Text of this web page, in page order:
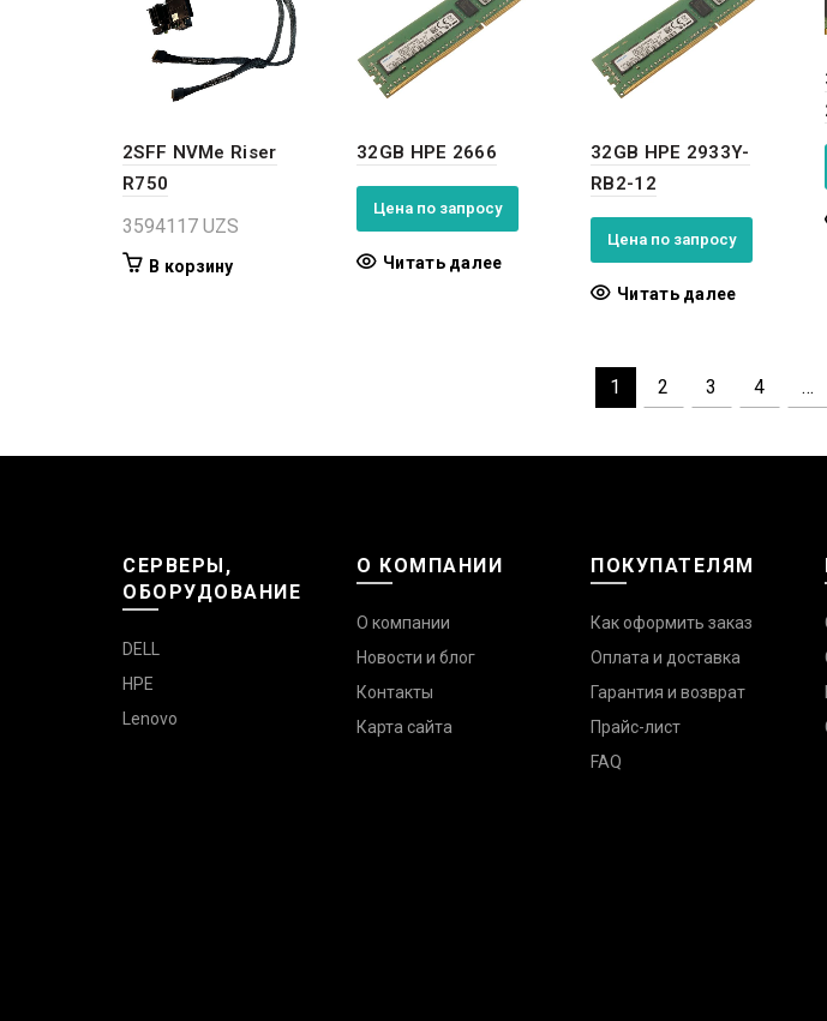
2SFF NVMe Riser
R750
3594117 UZS
В корзину
32GB HPE 2666
Цена по запросу
Читать далее
32GB HPE 2933Y-
RB2-12
Цена по запросу
Читать далее
1 2 3 4 …
СЕРВЕРЫ,
ОБОРУДОВАНИЕ
DELL
HPE
Lenovo
О КОМПАНИИ
О компании
Новости и блог
Контакты
Карта сайта
ПОКУПАТЕЛЯМ
Как оформить заказ
Оплата и доставка
Гарантия и возврат
Прайс-лист
FAQ